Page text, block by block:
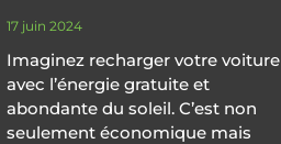
17 juin 2024
Imaginez recharger votre voiture
avec l’énergie gratuite et
abondante du soleil. C’est non
seulement économique mais